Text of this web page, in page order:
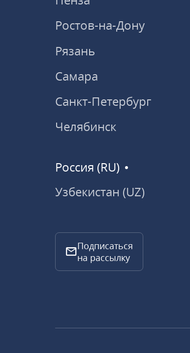
Ростов-на-Дону
Рязань
Самара
Санкт-Петербург
Челябинск
Россия (RU)
Узбекистан (UZ)
Подписаться
на рассылку